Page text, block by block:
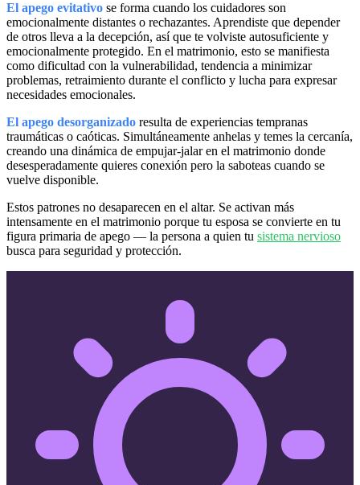
El apego evitativo se forma cuando los cuidadores son
emocionalmente distantes o rechazantes. Aprendiste que depender
de otros lleva a la decepción, así que te volviste autosuficiente y
emocionalmente protegido. En el matrimonio, esto se manifiesta
como dificultad con la vulnerabilidad, tendencia a minimizar
problemas, retraimiento durante el conflicto y lucha para expresar
necesidades emocionales.
El apego desorganizado resulta de experiencias tempranas
traumáticas o caóticas. Simultáneamente anhelas y temes la cercanía,
creando una dinámica de empujar-jalar en el matrimonio donde
desesperadamente quieres conexión pero la saboteas cuando se
vuelve disponible.
Estos patrones no desaparecen en el altar. Se activan más
intensamente en el matrimonio porque tu esposa se convierte en tu
figura primaria de apego — la persona a quien tu sistema nervioso
busca para seguridad y protección.